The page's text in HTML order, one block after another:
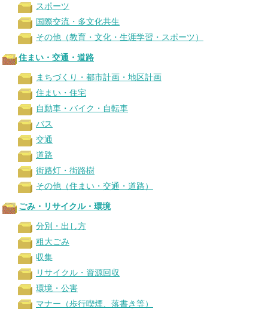
スポーツ
国際交流・多文化共生
その他（教育・文化・生涯学習・スポーツ）
住まい・交通・道路
まちづくり・都市計画・地区計画
住まい・住宅
自動車・バイク・自転車
バス
交通
道路
街路灯・街路樹
その他（住まい・交通・道路）
ごみ・リサイクル・環境
分別・出し方
粗大ごみ
収集
リサイクル・資源回収
環境・公害
マナー（歩行喫煙、落書き等）